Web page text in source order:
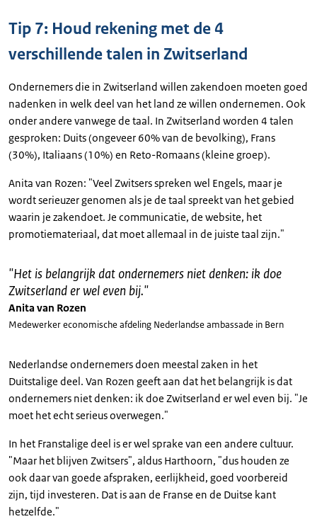
Tip 7: Houd rekening met de 4
verschillende talen in Zwitserland
Ondernemers die in Zwitserland willen zakendoen moeten goed
nadenken in welk deel van het land ze willen ondernemen. Ook
onder andere vanwege de taal. In Zwitserland worden 4 talen
gesproken: Duits (ongeveer 60% van de bevolking), Frans
(30%), Italiaans (10%) en Reto-Romaans (kleine groep).
Anita van Rozen: "Veel Zwitsers spreken wel Engels, maar je
wordt serieuzer genomen als je de taal spreekt van het gebied
waarin je zakendoet. Je communicatie, de website, het
promotiemateriaal, dat moet allemaal in de juiste taal zijn."
"Het is belangrijk dat ondernemers niet denken: ik doe
Zwitserland er wel even bij."
Anita van Rozen
Medewerker economische afdeling Nederlandse ambassade in Bern
Nederlandse ondernemers doen meestal zaken in het
Duitstalige deel. Van Rozen geeft aan dat het belangrijk is dat
ondernemers niet denken: ik doe Zwitserland er wel even bij. "Je
moet het echt serieus overwegen."
In het Franstalige deel is er wel sprake van een andere cultuur.
"Maar het blijven Zwitsers", aldus Harthoorn, "dus houden ze
ook daar van goede afspraken, eerlijkheid, goed voorbereid
zijn, tijd investeren. Dat is aan de Franse en de Duitse kant
hetzelfde."